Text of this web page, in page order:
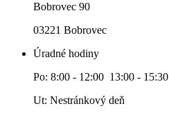
Bobrovec 90
03221 Bobrovec
Úradné hodiny
Po: 8:00 - 12:00 13:00 - 15:30
Ut: Nestránkový deň